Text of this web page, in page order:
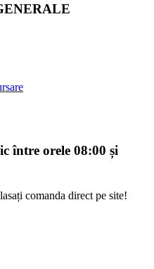
între orele 08:00 și
comanda direct pe site!